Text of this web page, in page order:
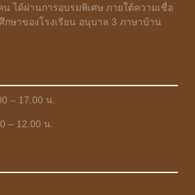
ได้ผ่านการอบรมพิเศษ ภายใต้ความเชื่อ
ษาของโรงเรียน อนุบาล 3 ภาษาบ้าน
– 17.00 น.
12.00 น.